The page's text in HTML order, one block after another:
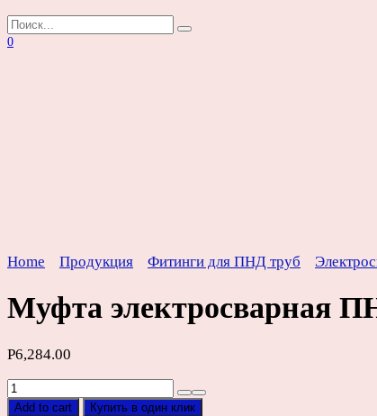
Search
for:
0
Home Продукция Фитинги для ПНД труб
Муфта электросварная
Р6,284.00
Муфта
электросварная
Add to cart Купить в один клик